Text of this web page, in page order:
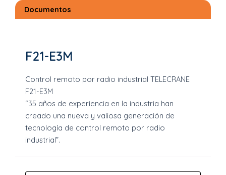
Documentos
F21-E3M
Control remoto por radio industrial TELECRANE
F21-E3M
“35 años de experiencia en la industria han
creado una nueva y valiosa generación de
tecnología de control remoto por radio
industrial”.